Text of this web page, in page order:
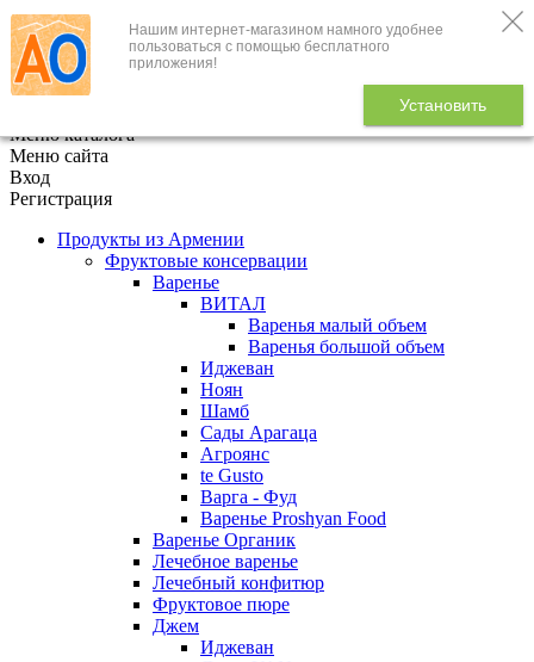
Нашим интернет-магазином намного удобнее
пользоваться с помощью бесплатного
приложения!
Установить
+7 (495) 646-888-1
В корзине
Меню каталога
Меню сайта
Вход
Регистрация
Продукты из Армении
Фруктовые консервации
Варенье
ВИТАЛ
Варенья малый объем
Варенья большой объем
Иджеван
Ноян
Шамб
Сады Арагаца
Агроянс
te Gusto
Варга - Фуд
Варенье Proshyan Food
Варенье Органик
Лечебное варенье
Лечебный конфитюр
Фруктовое пюре
Джем
Иджеван